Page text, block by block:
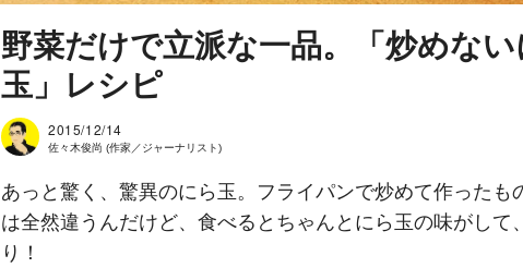
野菜だけで立派な一品。「炒めない
玉」レシピ
2015/12/14
佐々木俊尚 (作家／ジャーナリスト)
あっと驚く、驚異のにら玉。フライパンで炒めて作ったも
は全然違うんだけど、食べるとちゃんとにら玉の味がして
り！